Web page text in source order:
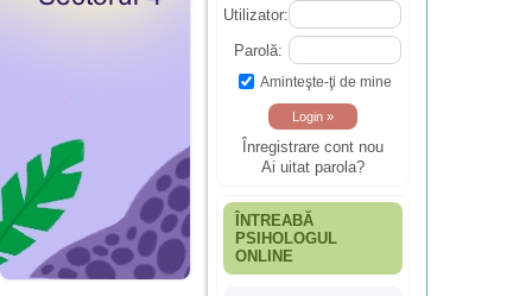
Utilizator:
Parolă:
Aminteşte-ţi de mine
Înregistrare cont nou
Ai uitat parola?
ÎNTREABĂ
PSIHOLOGUL
ONLINE